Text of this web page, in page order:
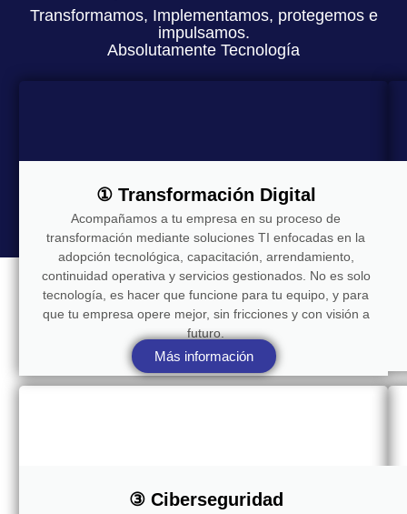
Transformamos, Implementamos, protegemos e
impulsamos.
Absolutamente Tecnología
① Transformación Digital
Acompañamos a tu empresa en su proceso de
transformación mediante soluciones TI enfocadas en la
adopción tecnológica, capacitación, arrendamiento,
continuidad operativa y servicios gestionados. No es solo
tecnología, es hacer que funcione para tu equipo, y para
que tu empresa opere mejor, sin fricciones y con visión a
futuro.
Más información
③ Ciberseguridad